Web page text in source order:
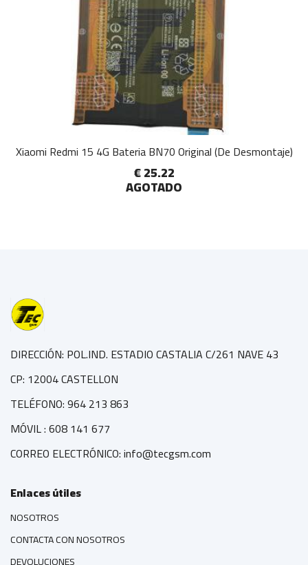
Xiaomi Redmi 15 4G Bateria BN70 Original (De Desmontaje)
€ 25.22
AGOTADO
DIRECCIÓN: POL.IND. ESTADIO CASTALIA C/261 NAVE 43
CP: 12004 CASTELLON
TELÉFONO: 964 213 863
MÓVIL : 608 141 677
CORREO ELECTRÓNICO: info@tecgsm.com
Enlaces útiles
NOSOTROS
CONTACTA CON NOSOTROS